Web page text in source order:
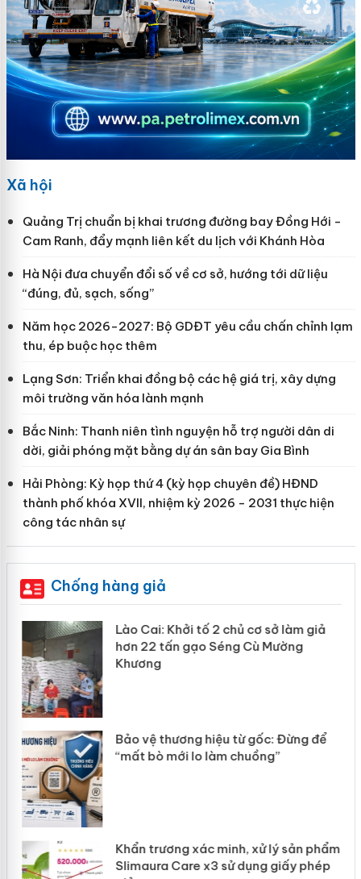
Xã hội
Quảng Trị chuẩn bị khai trương đường bay Đồng Hới -
Cam Ranh, đẩy mạnh liên kết du lịch với Khánh Hòa
Hà Nội đưa chuyển đổi số về cơ sở, hướng tới dữ liệu
“đúng, đủ, sạch, sống”
Năm học 2026-2027: Bộ GDĐT yêu cầu chấn chỉnh lạm
thu, ép buộc học thêm
Lạng Sơn: Triển khai đồng bộ các hệ giá trị, xây dựng
môi trường văn hóa lành mạnh
Bắc Ninh: Thanh niên tình nguyện hỗ trợ người dân di
dời, giải phóng mặt bằng dự án sân bay Gia Bình
Hải Phòng: Kỳ họp thứ 4 (kỳ họp chuyên đề) HĐND
thành phố khóa XVII, nhiệm kỳ 2026 - 2031 thực hiện
công tác nhân sự
Chống hàng giả
Lào Cai: Khởi tố 2 chủ cơ sở làm giả
hơn 22 tấn gạo Séng Cù Mường
Khương
Bảo vệ thương hiệu từ gốc: Đừng để
“mất bò mới lo làm chuồng”
Khẩn trương xác minh, xử lý sản phẩm
Slimaura Care x3 sử dụng giấy phép